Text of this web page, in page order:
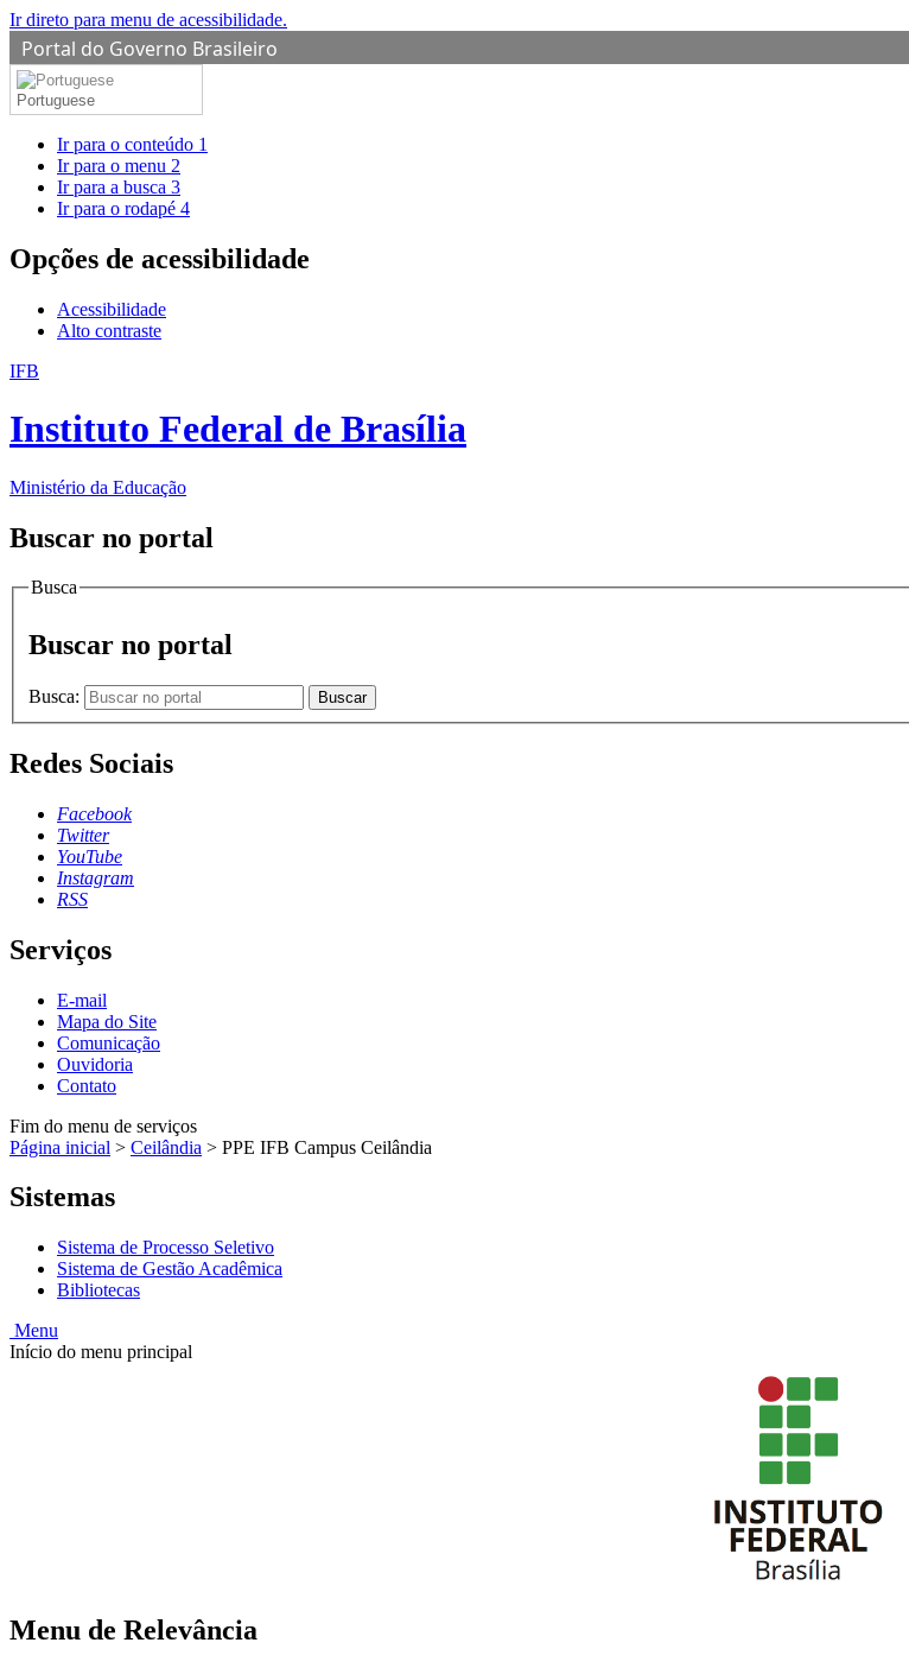
Ir direto para menu de acessibilidade.
Portal do Governo Brasileiro
Portuguese
Ir para o conteúdo 1
Ir para o menu 2
Ir para a busca 3
Ir para o rodapé 4
Opções de acessibilidade
Acessibilidade
Alto contraste
IFB
Instituto Federal de Brasília
Ministério da Educação
Buscar no portal
Busca
Buscar no portal
Busca: Buscar
Redes Sociais
Facebook
Twitter
YouTube
Instagram
RSS
Serviços
E-mail
Mapa do Site
Comunicação
Ouvidoria
Contato
Fim do menu de serviços
Página inicial > Ceilândia > PPE IFB Campus Ceilândia
Sistemas
Sistema de Processo Seletivo
Sistema de Gestão Acadêmica
Bibliotecas
Menu
Início do menu principal
Menu de Relevância